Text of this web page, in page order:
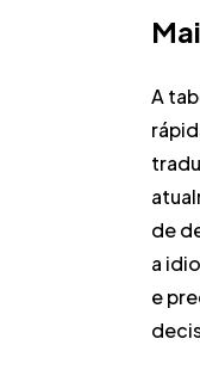
A
de
a
e